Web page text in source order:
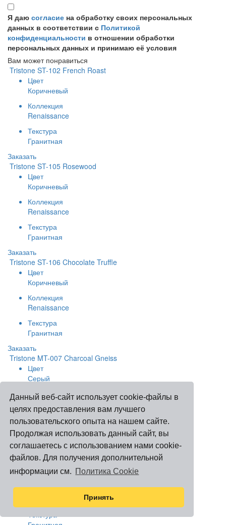
Данный веб-сайт использует cookie-файлы в
целях предоставления вам лучшего
пользовательского опыта на нашем сайте.
Продолжая использовать данный сайт, вы
соглашаетесь с использованием нами cookie-
файлов. Для получения дополнительной
информации см. Политика Cookie
Принять
Я даю согласие на обработку своих персональных
данных в соответствии с Политикой
конфиденциальности в отношении обработки
персональных данных и принимаю её условия
Вам может понравиться
Tristone ST-102 French Roast
Цвет
Коричневый
Коллекция
Renaissance
Текстура
Гранитная
Заказать
Tristone ST-105 Rosewood
Цвет
Коричневый
Коллекция
Renaissance
Текстура
Гранитная
Заказать
Tristone ST-106 Chocolate Truffle
Цвет
Коричневый
Коллекция
Renaissance
Текстура
Гранитная
Заказать
Tristone MT-007 Charcoal Gneiss
Цвет
Серый
Коллекция
Byzantine
Текстура
Заказать
Tristone MT-004 Gloride
Цвет
Бежевый
Коллекция